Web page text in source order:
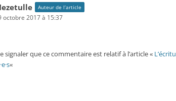
Auteur de l’article
octobre 2017 à 15:37
signaler que ce commentaire est relatif à l’article «
«